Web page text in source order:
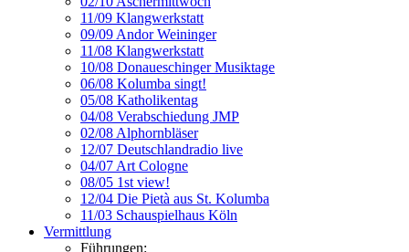
11/09 Klangwerkstatt
09/09 Andor Weininger
11/08 Klangwerkstatt
10/08 Donaueschinger Musiktage
06/08 Kolumba singt!
05/08 Katholikentag
04/08 Verabschiedung JMP
02/08 Alphornbläser
12/07 Deutschlandradio live
04/07 Art Cologne
08/05 1st view!
12/04 Die Pietà aus St. Kolumba
11/03 Schauspielhaus Köln
Vermittlung
Führungen: